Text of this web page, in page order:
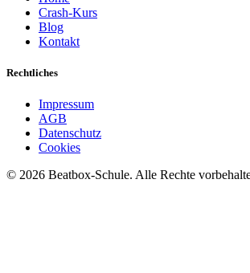
Crash-Kurs
Blog
Kontakt
Rechtliches
Impressum
AGB
Datenschutz
Cookies
© 2026 Beatbox-Schule. Alle Rechte